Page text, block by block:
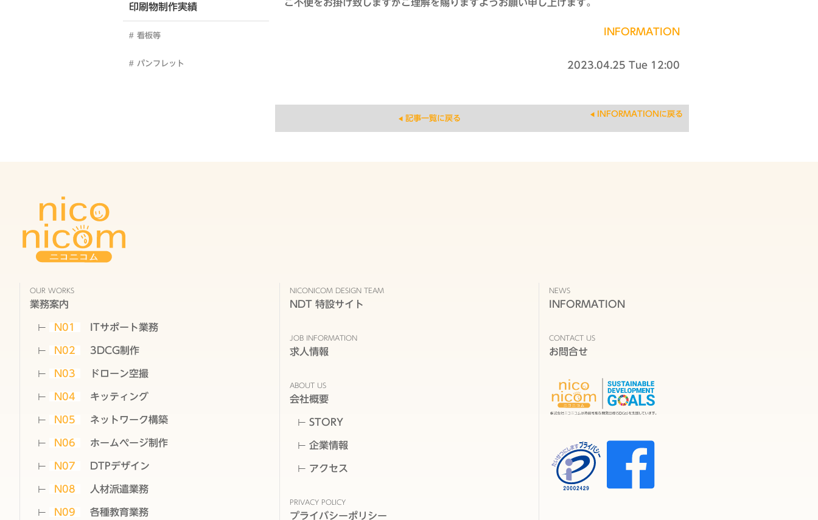
印刷物制作実績
看板等
パンフレット
ご不便をお掛け致しますがご理解を賜りますようお願い申し上げます。
INFORMATION
2023.04.25 Tue 12:00
記事一覧に戻る
INFORMATIONに戻る
OUR WORKS
業務案内
N01 ITサポート業務
N02 3DCG制作
N03 ドローン空撮
N04 キッティング
N05 ネットワーク構築
N06 ホームページ制作
N07 DTPデザイン
N08 人材派遣業務
N09 各種教育業務
NICONICOM DESIGN TEAM
NDT 特設サイト
JOB INFORMATION
求人情報
ABOUT US
会社概要
STORY
企業情報
アクセス
PRIVACY POLICY
プライバシーポリシー
NEWS
INFORMATION
CONTACT US
お問合せ